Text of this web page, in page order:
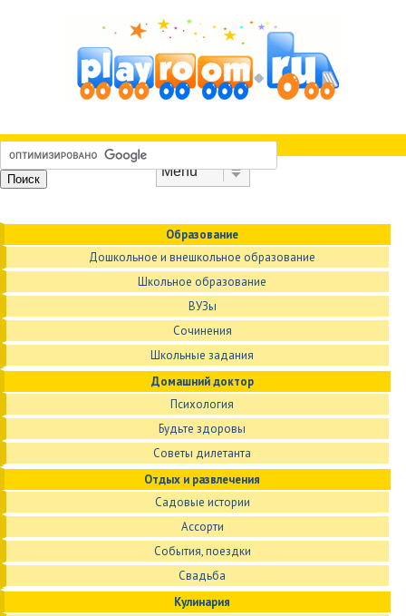
Образование
Дошкольное и внешкольное образование
Школьное образование
ВУЗы
Сочинения
Школьные задания
Домашний доктор
Психология
Будьте здоровы
Советы дилетанта
Отдых и развлечения
Садовые истории
Ассорти
События, поездки
Свадьба
Кулинария